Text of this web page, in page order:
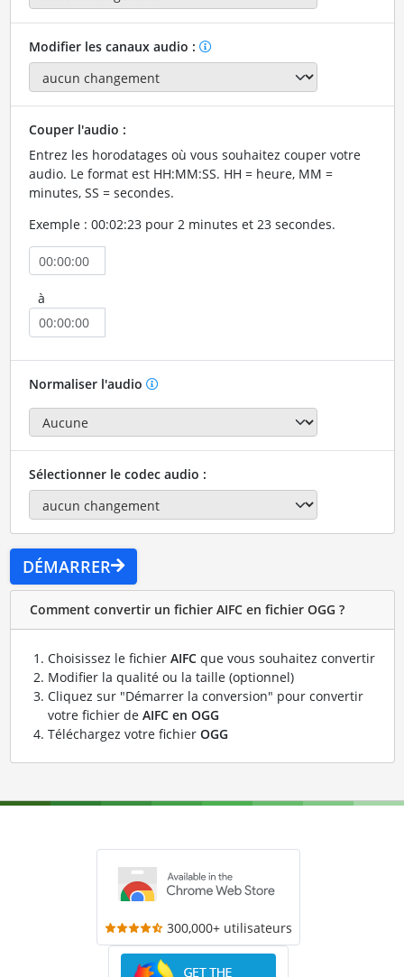
Modifier les canaux audio :
Couper l'audio :
Entrez les horodatages où vous souhaitez couper votre
audio. Le format est HH:MM:SS. HH = heure, MM =
minutes, SS = secondes.
Exemple : 00:02:23 pour 2 minutes et 23 secondes.
à
Normaliser l'audio
Sélectionner le codec audio :
DÉMARRER
Comment convertir un fichier AIFC en fichier OGG ?
Choisissez le fichier AIFCque vous souhaitez convertir
Modifier la qualité ou la taille (optionnel)
Cliquez sur "Démarrer la conversion" pour convertir
votre fichier de AIFC en OGG
Téléchargez votre fichier OGG
300,000+ utilisateurs